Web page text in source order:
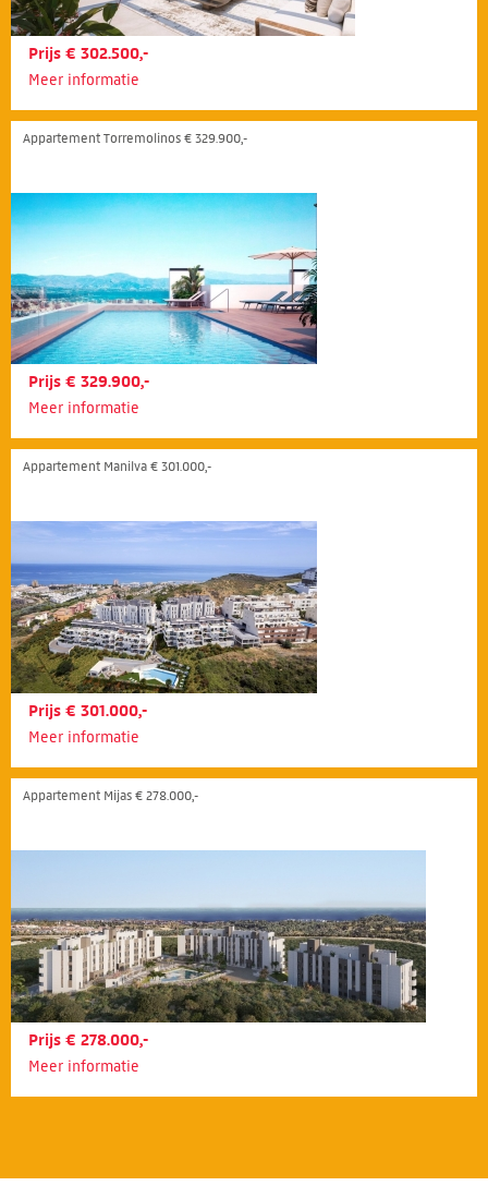
Prijs € 302.500,-
Meer informatie
Appartement Torremolinos € 329.900,-
Prijs € 329.900,-
Meer informatie
Appartement Manilva € 301.000,-
Prijs € 301.000,-
Meer informatie
Appartement Mijas € 278.000,-
Prijs € 278.000,-
Meer informatie